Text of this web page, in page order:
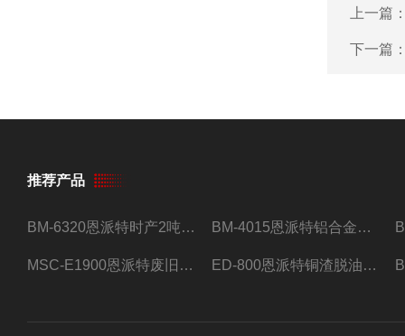
上一篇
下一篇
推荐产品
BM-6320恩派特时产2吨合金钢屑压饼机 BM-4015恩派特铝合金屑压饼机 脱油效果好
MSC-E1900恩派特废旧锂电池极片破碎处理设备 ED-800恩派特铜渣脱油机废铜屑铝屑甩油机